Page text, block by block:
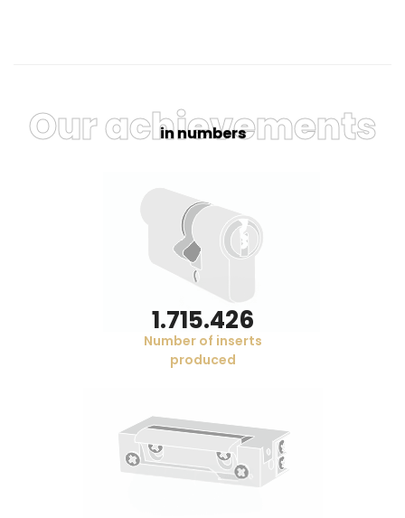
Our achievements
in numbers
1.764.500
Number of inserts
produced